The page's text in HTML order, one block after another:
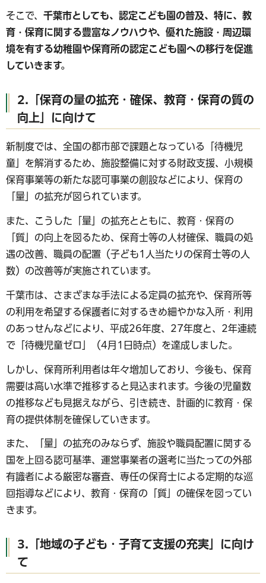
そこで、 千葉市としても、認定こども園の普及、 特に、教
育・保育に関する豊富なノウハウや、優れた施設・周辺環
境を有する幼稚園や保育所の認定こども園への移行を促進
していきます。
2.「保育の量の拡充・確保、教育・保育の質の
向上」に向けて
新制度では、全国の都市部で課題となっている「待機児
童」を解消するため、施設整備に対する財政支援、小規模
保育事業等の新たな認可事業の創設などにより、保育の
「量」の拡充が図られています。
また、こうした「量」の拡充とともに、教育・保育の
「質」の向上を図るため、保育士等の人材確保、職員の処
遇の改善、職員の配置（子ども1人当たりの保育士等の人
数）の改善等が実施されています。
千葉市は、さまざまな手法による定員の拡充や、保育所等
の利用を希望する保護者に対するきめ細やかな入所・利用
のあっせんなどにより、平成26年度、27年度と、2年連続
で「待機児童ゼロ」（4月1日時点）を達成しました。
しかし、保育所利用者は年々増加しており、今後も、保育
需要は高い水準で推移すると見込まれます。今後の児童数
の推移なども見据えながら、引き続き、計画的に教育・保
育の提供体制を確保していきます。
また、「量」の拡充のみならず、施設や職員配置に関する
国を上回る認可基準、運営事業者の選考に当たっての外部
有識者による厳密な審査、専任の保育士による定期的な巡
回指導などにより、教育・保育の「質」の確保を図ってい
きます。
3.「地域の子ども・子育て支援の充実」に向け
て